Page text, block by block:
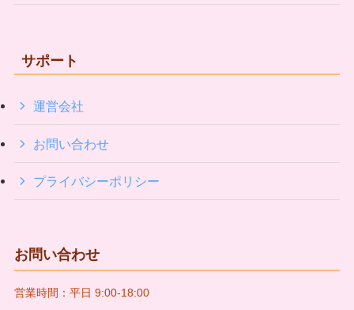
サポート
運営会社
お問い合わせ
プライバシーポリシー
お問い合わせ
営業時間：平日 9:00-18:00